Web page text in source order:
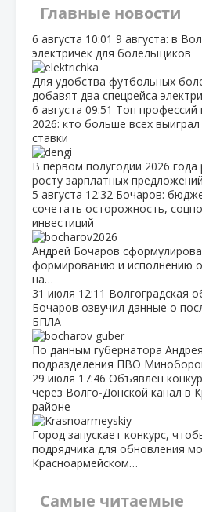
Главные новости
6 августа 10:01 9 августа: в
электричек для болельщиков
Для удобства футбольных
добавят два спецрейса
6 августа 09:51 Топ профессий
2026: кто больше всех
ставки
В первом полугодии 2026
росту зарплатных
5 августа 12:32 Бочаров:
сочетать осторожность,
инвестиций
Андрей Бочаров
формированию и исполнению
на…
31 июля 12:11 Волгоградская
Бочаров озвучил данные о
БПЛА
По данным губернатора
подразделения ПВО
29 июля 17:46 Объявлен
через Волго‑Донской канал в
районе
Город запускает конкурс,
подрядчика для обновления
Красноармейском…
Самые читаемые